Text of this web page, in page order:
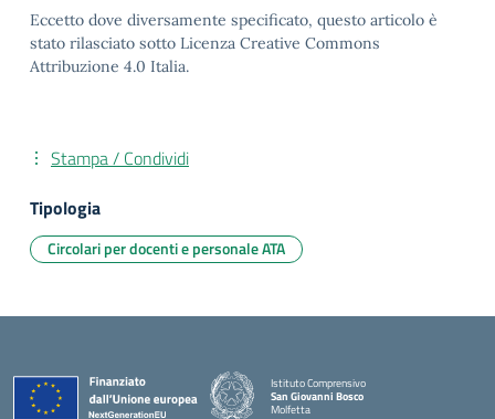
Eccetto dove diversamente specificato, questo articolo è
stato rilasciato sotto Licenza Creative Commons
Attribuzione 4.0 Italia.
Stampa / Condividi
Tipologia
Circolari per docenti e personale ATA
Istituto Comprensivo
San Giovanni Bosco
Molfetta